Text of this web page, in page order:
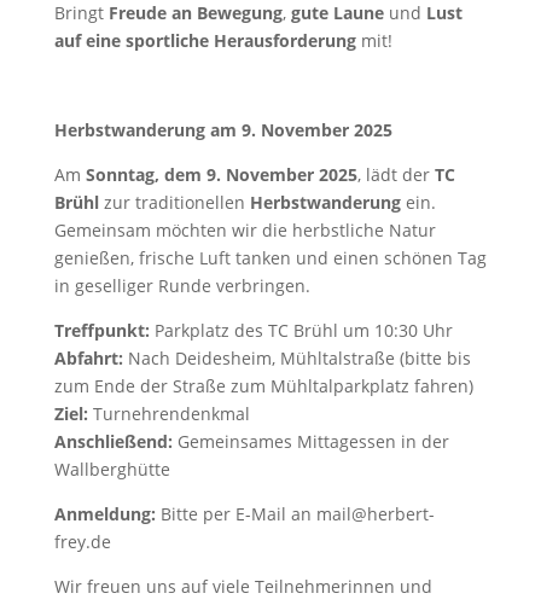
Bringt Freude an Bewegung, gute Launeund Lust
auf eine sportliche Herausforderungmit!
Herbstwanderung am 9. November 2025
Am Sonntag, dem 9. November 2025, lädt der TC
Brühlzur traditionellen Herbstwanderungein.
Gemeinsam möchten wir die herbstliche Natur
genießen, frische Luft tanken und einen schönen Tag
in geselliger Runde verbringen.
Treffpunkt: Parkplatz des TC Brühl um 10:30 Uhr
Abfahrt: Nach Deidesheim, Mühltalstraße (bitte bis
zum Ende der Straße zum Mühltalparkplatz fahren)
Ziel: Turnehrendenkmal
Anschließend: Gemeinsames Mittagessen in der
Wallberghütte
Anmeldung: Bitte per E-Mail an mail@herbert-
frey.de
Wir freuen uns auf viele Teilnehmerinnen und